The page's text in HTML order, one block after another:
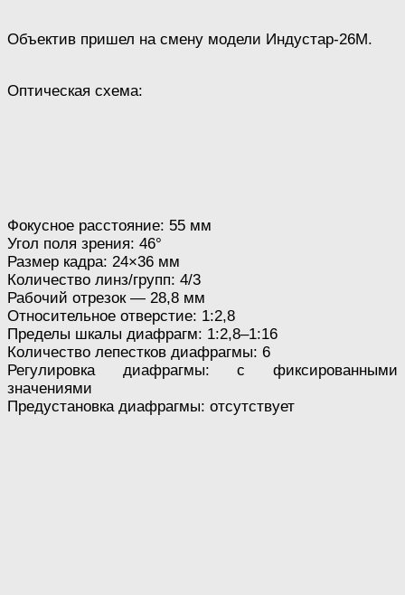
Объектив пришел на смену модели Индустар-26М.
Оптическая схема:
Фокусное расстояние: 55 мм
Угол поля зрения: 46°
Размер кадра: 24×36 мм
Количество линз/групп: 4/3
Рабочий отрезок — 28,8 мм
Относительное отверстие: 1:2,8
Пределы шкалы диафрагм: 1:2,8–1:16
Количество лепестков диафрагмы: 6
Регулировка диафрагмы: с фиксированными
значениями
Предустановка диафрагмы: отсутствует